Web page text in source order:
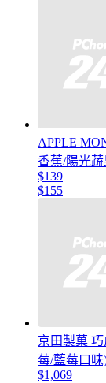
APPLE
香蕉/陽光
$139
$155
京田製菓
莓/藍莓口味
$1,069